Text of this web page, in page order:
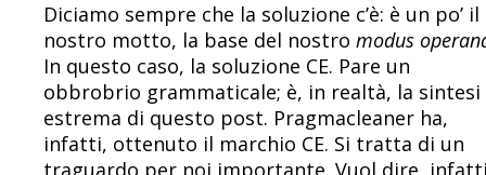
Diciamo sempre che la soluzione c’è: è un po’ il
nostro motto, la base del nostro modus
In questo caso, la soluzione CE. Pare un
obbrobrio grammaticale; è, in realtà, la sintesi
estrema di questo post. Pragmacleaner ha,
infatti, ottenuto il marchio CE. Si tratta di un